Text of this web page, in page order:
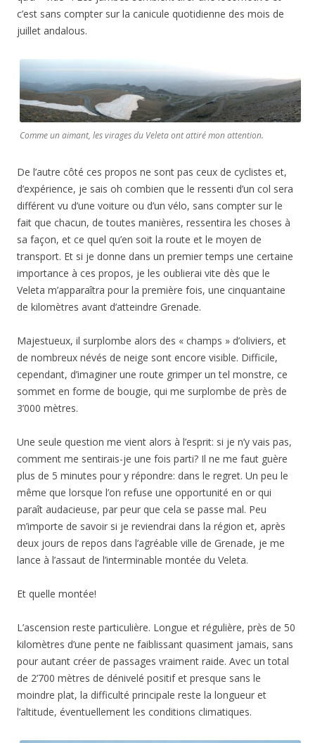
c’est sans compter sur la canicule quotidienne des mois de
juillet andalous.
Comme un aimant, les virages du Veleta ont attiré mon attention.
De l’autre côté ces propos ne sont pas ceux de cyclistes et,
d’expérience, je sais oh combien que le ressenti d’un col sera
différent vu d’une voiture ou d’un vélo, sans compter sur le
fait que chacun, de toutes manières, ressentira les choses à
sa façon, et ce quel qu’en soit la route et le moyen de
transport. Et si je donne dans un premier temps une certaine
importance à ces propos, je les oublierai vite dès que le
Veleta m’apparaîtra pour la première fois, une cinquantaine
de kilomètres avant d’atteindre Grenade.
Majestueux, il surplombe alors des « champs » d’oliviers, et
de nombreux névés de neige sont encore visible. Difficile,
cependant, d’imaginer une route grimper un tel monstre, ce
sommet en forme de bougie, qui me surplombe de près de
3’000 mètres.
Une seule question me vient alors à l’esprit: si je n’y vais pas,
comment me sentirais-je une fois parti? Il ne me faut guère
plus de 5 minutes pour y répondre: dans le regret. Un peu le
même que lorsque l’on refuse une opportunité en or qui
paraît audacieuse, par peur que cela se passe mal. Peu
m’importe de savoir si je reviendrai dans la région et, après
deux jours de repos dans l’agréable ville de Grenade, je me
lance à l’assaut de l’interminable montée du Veleta.
Et quelle montée!
L’ascension reste particulière. Longue et régulière, près de 50
kilomètres d’une pente ne faiblissant quasiment jamais, sans
pour autant créer de passages vraiment raide. Avec un total
de 2’700 mètres de dénivelé positif et presque sans le
moindre plat, la difficulté principale reste la longueur et
l’altitude, éventuellement les conditions climatiques.